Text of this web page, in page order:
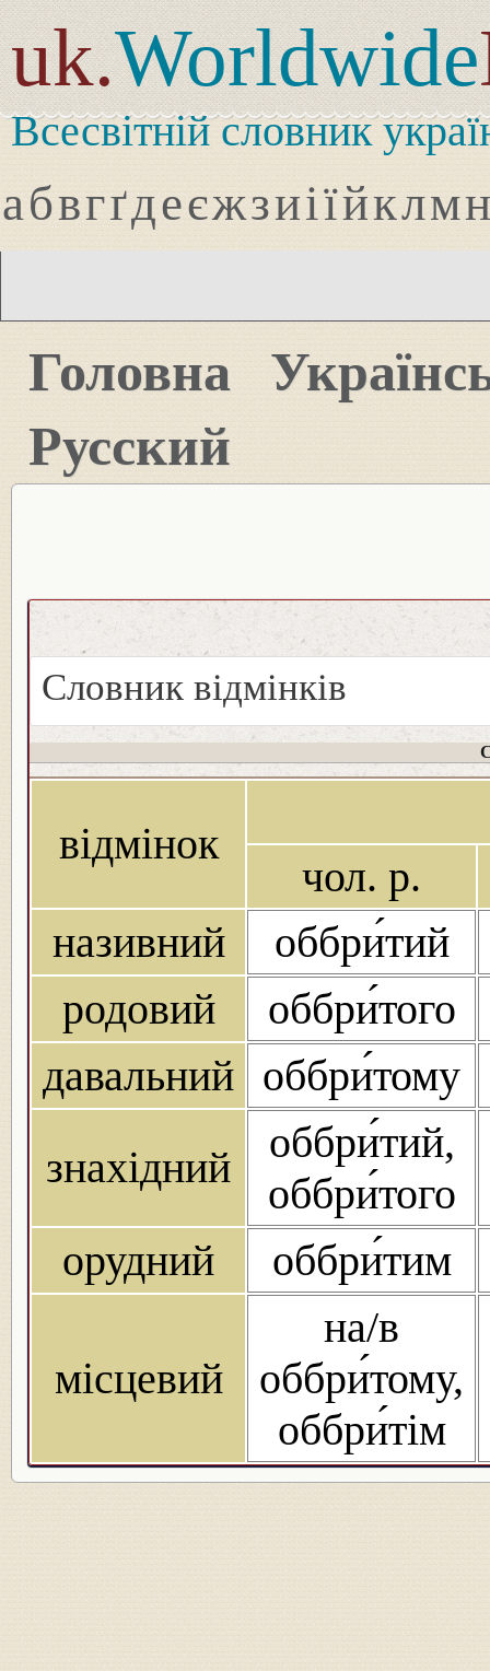
uk.Worldwide
Всесвітній словник
абвгґдеєжзиіїйклмн
Головна
Русский
Словник відмінків
відмінок
чол. р.
називний
оббри́тий
родовий
оббри́того
давальний оббри́тому
знахідний
оббри́тий,
оббри́того
орудний
оббри́тим
місцевий
на/в
оббри́тому,
оббри́тім